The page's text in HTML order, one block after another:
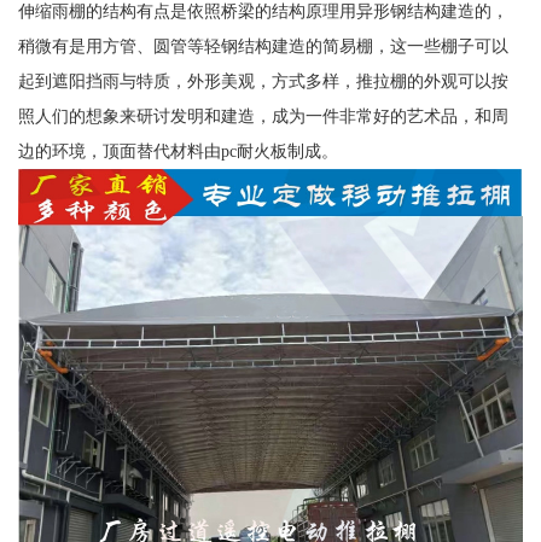
伸缩雨棚的结构有点是依照桥梁的结构原理用异形钢结构建造的，
稍微有是用方管、圆管等轻钢结构建造的简易棚，这一些棚子可以
起到遮阳挡雨与特质，外形美观，方式多样，推拉棚的外观可以按
照人们的想象来研讨发明和建造，成为一件非常好的艺术品，和周
边的环境，顶面替代材料由pc耐火板制成。